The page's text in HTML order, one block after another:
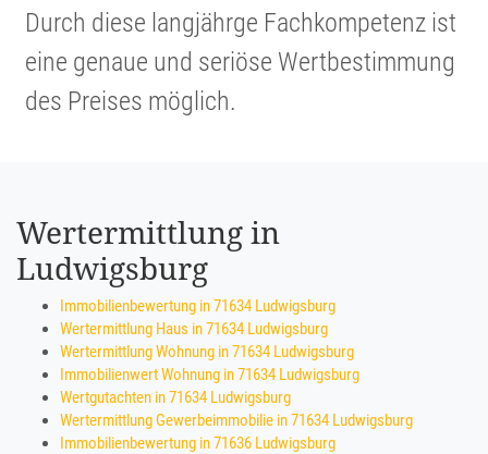
Durch diese langjährge Fachkom­pe­tenz ist
eine genaue und seriöse Wertbe­stim­mung
des Preises möglich.
Wertermittlung in
Ludwigsburg
Immobilienbewertung in 71634 Ludwigsburg
Wertermittlung Haus in 71634 Ludwigsburg
Wertermittlung Wohnung in 71634 Ludwigsburg
Immobilienwert Wohnung in 71634 Ludwigsburg
Wertgutachten in 71634 Ludwigsburg
Wertermittlung Gewerbeimmobilie in 71634 Ludwigsburg
Immobilienbewertung in 71636 Ludwigsburg